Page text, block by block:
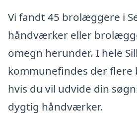
Vi fandt 45 brolæggere i
håndværker eller
omegn herunder. I hele
kommunefindes der
hvis du vil udvide din
dygtig håndværker.